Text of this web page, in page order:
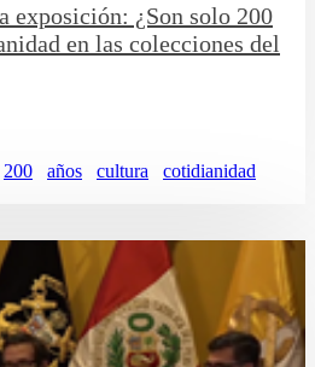
exposición: ¿Son solo 200
en las colecciones del
200 años cultura
cotidianidad